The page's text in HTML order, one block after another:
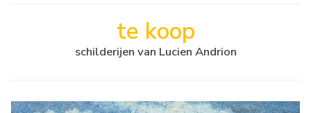
te koop
schilderijen van Lucien Andrion